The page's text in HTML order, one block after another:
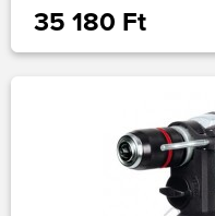
35 180 Ft